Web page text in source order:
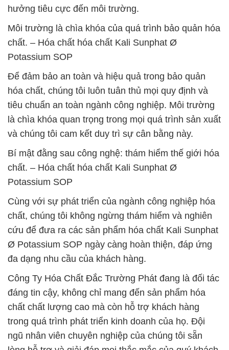
hưởng tiêu cực đến môi trường.
Môi trường là chìa khóa của quá trình bảo quản hóa
chất. – Hóa chất hóa chất Kali Sunphat Ø
Potassium SOP
Để đảm bảo an toàn và hiệu quả trong bảo quản
hóa chất, chúng tôi luôn tuân thủ mọi quy định và
tiêu chuẩn an toàn ngành công nghiệp. Môi trường
là chìa khóa quan trọng trong mọi quá trình sản xuất
và chúng tôi cam kết duy trì sự cân bằng này.
Bí mật đằng sau công nghệ: thám hiểm thế giới hóa
chất. – Hóa chất hóa chất Kali Sunphat Ø
Potassium SOP
Cùng với sự phát triển của ngành công nghiệp hóa
chất, chúng tôi không ngừng thám hiểm và nghiên
cứu để đưa ra các sản phẩm hóa chất Kali Sunphat
Ø Potassium SOP ngày càng hoàn thiện, đáp ứng
đa dạng nhu cầu của khách hàng.
Công Ty Hóa Chất Đắc Trường Phát đang là đối tác
đáng tin cậy, không chỉ mang đến sản phẩm hóa
chất chất lượng cao mà còn hỗ trợ khách hàng
trong quá trình phát triển kinh doanh của họ. Đội
ngũ nhân viên chuyên nghiệp của chúng tôi sẵn